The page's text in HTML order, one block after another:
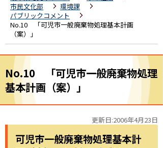
市民文化部
環境課
パブリックコメント
No.10 「可児市一般廃棄物処理基本計画
（案）」
No.10 「可児市一般廃棄物処理
基本計画（案）」
更新日:2006年4月23日
可児市一般廃棄物処理基本計